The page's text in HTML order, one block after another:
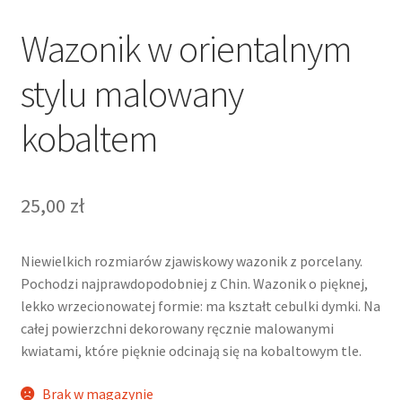
Wazonik w orientalnym
stylu malowany
kobaltem
25,00 zł
Niewielkich rozmiarów zjawiskowy wazonik z porcelany.
Pochodzi najprawdopodobniej z Chin. Wazonik o pięknej,
lekko wrzecionowatej formie: ma kształt cebulki dymki. Na
całej powierzchni dekorowany ręcznie malowanymi
kwiatami, które pięknie odcinają się na kobaltowym tle.
Brak w magazynie